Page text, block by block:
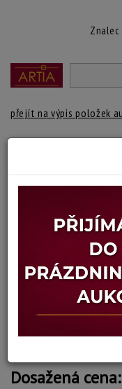
přejít na výpis položek
Autor:Petr Písařík
signováno vpravo dole,
Šířka: 27,5 cm, výška: 35
Stav: dobrý
Dosažená cena: